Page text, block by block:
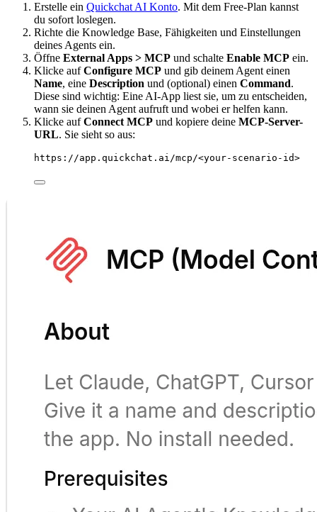
Erstelle ein Quickchat AI Konto. Mit dem Free-Plan kannst
du sofort loslegen.
Richte die Knowledge Base, Fähigkeiten und Einstellungen
deines Agents ein.
Öffne External Apps > MCP und schalte Enable MCP ein.
Klicke aufConfigure MCP und gib deinem Agent einen
Name, eine Description und (optional) einen Command.
Diese sind wichtig: Eine AI-App liest sie, um zu entscheiden,
wann sie deinen Agent aufruft und wobei er helfen kann.
Klicke aufConnect MCP und kopiere deine MCP-Server-
URL. Sie sieht so aus:
https://app.quickchat.ai/mcp/<your-scenario-id>